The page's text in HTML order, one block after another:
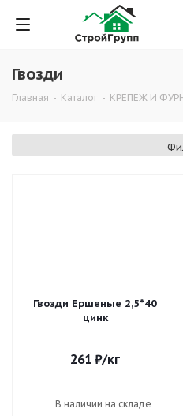
Гвозди
Главная - Каталог - КРЕПЕЖ И
Гвозди Ершеные 2,5*40
цинк
261 ₽/кг
В наличии на складе